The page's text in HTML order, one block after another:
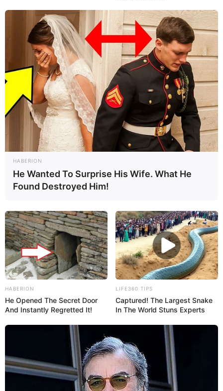
HABERION
He Wanted To Surprise His Wife. What He
Found Destroyed Him!
HABERION
He Opened The Secret Door
And Instantly Regretted It!
LIFE360 TIPS
Captured! The Largest Snake
In The World Stuns Experts